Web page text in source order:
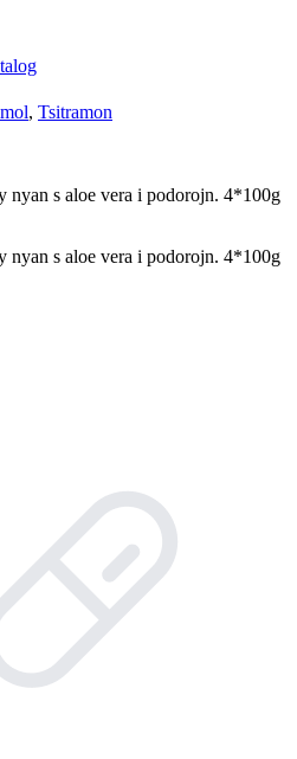
, Tsitramon
nyan s aloe vera i podorojn. 4*100g
nyan s aloe vera i podorojn. 4*100g